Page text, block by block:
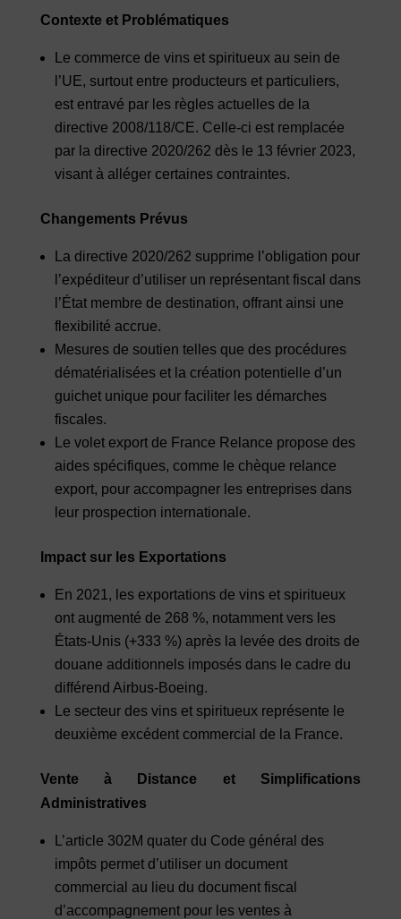
Contexte et Problématiques
Le commerce de vins et spiritueux au sein de
l’UE, surtout entre producteurs et particuliers,
est entravé par les règles actuelles de la
directive 2008/118/CE. Celle-ci est remplacée
par la directive 2020/262 dès le 13 février 2023,
visant à alléger certaines contraintes.
Changements Prévus
La directive 2020/262 supprime l’obligation pour
l’expéditeur d’utiliser un représentant fiscal dans
l’État membre de destination, offrant ainsi une
flexibilité accrue.
Mesures de soutien telles que des procédures
dématérialisées et la création potentielle d’un
guichet unique pour faciliter les démarches
fiscales.
Le volet export de France Relance propose des
aides spécifiques, comme le chèque relance
export, pour accompagner les entreprises dans
leur prospection internationale.
Impact sur les Exportations
En 2021, les exportations de vins et spiritueux
ont augmenté de 268 %, notamment vers les
États-Unis (+333 %) après la levée des droits de
douane additionnels imposés dans le cadre du
différend Airbus-Boeing.
Le secteur des vins et spiritueux représente le
deuxième excédent commercial de la France.
Vente à Distance et Simplifications
Administratives
L’article 302M quater du Code général des
impôts permet d’utiliser un document
commercial au lieu du document fiscal
d’accompagnement pour les ventes à